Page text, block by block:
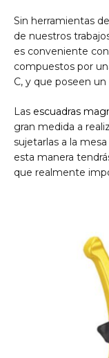
Sin herramientas
de nuestros
es conveniente
compuestos por
C, y que poseen
Las escuadras
gran medida a
sujetarlas a la
esta manera
que realmente